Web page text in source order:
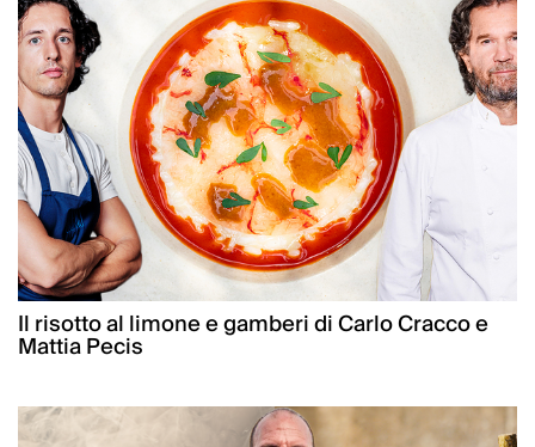
Il risotto al limone e gamberi di Carlo Cracco e
Mattia Pecis